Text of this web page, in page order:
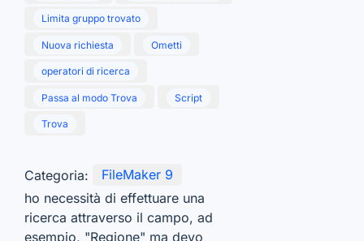
Limita gruppo trovato
Nuova richiesta Ometti
operatori di ricerca
Passa al modo Trova Script
Trova
Categoria:
FileMaker 9
ho necessità di effettuare una
ricerca attraverso il campo, ad
esempio, "Regione" ma devo